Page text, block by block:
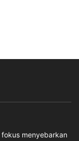
menyebarkan